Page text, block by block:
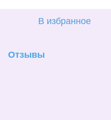
В избранное
Отзывы